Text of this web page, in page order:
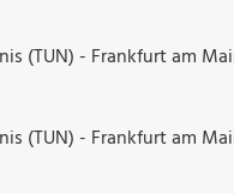
(TUN) - Frankfurt am
(TUN) - Frankfurt am